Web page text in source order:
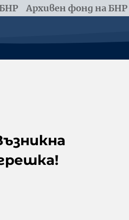
Архивен фонд на БНР